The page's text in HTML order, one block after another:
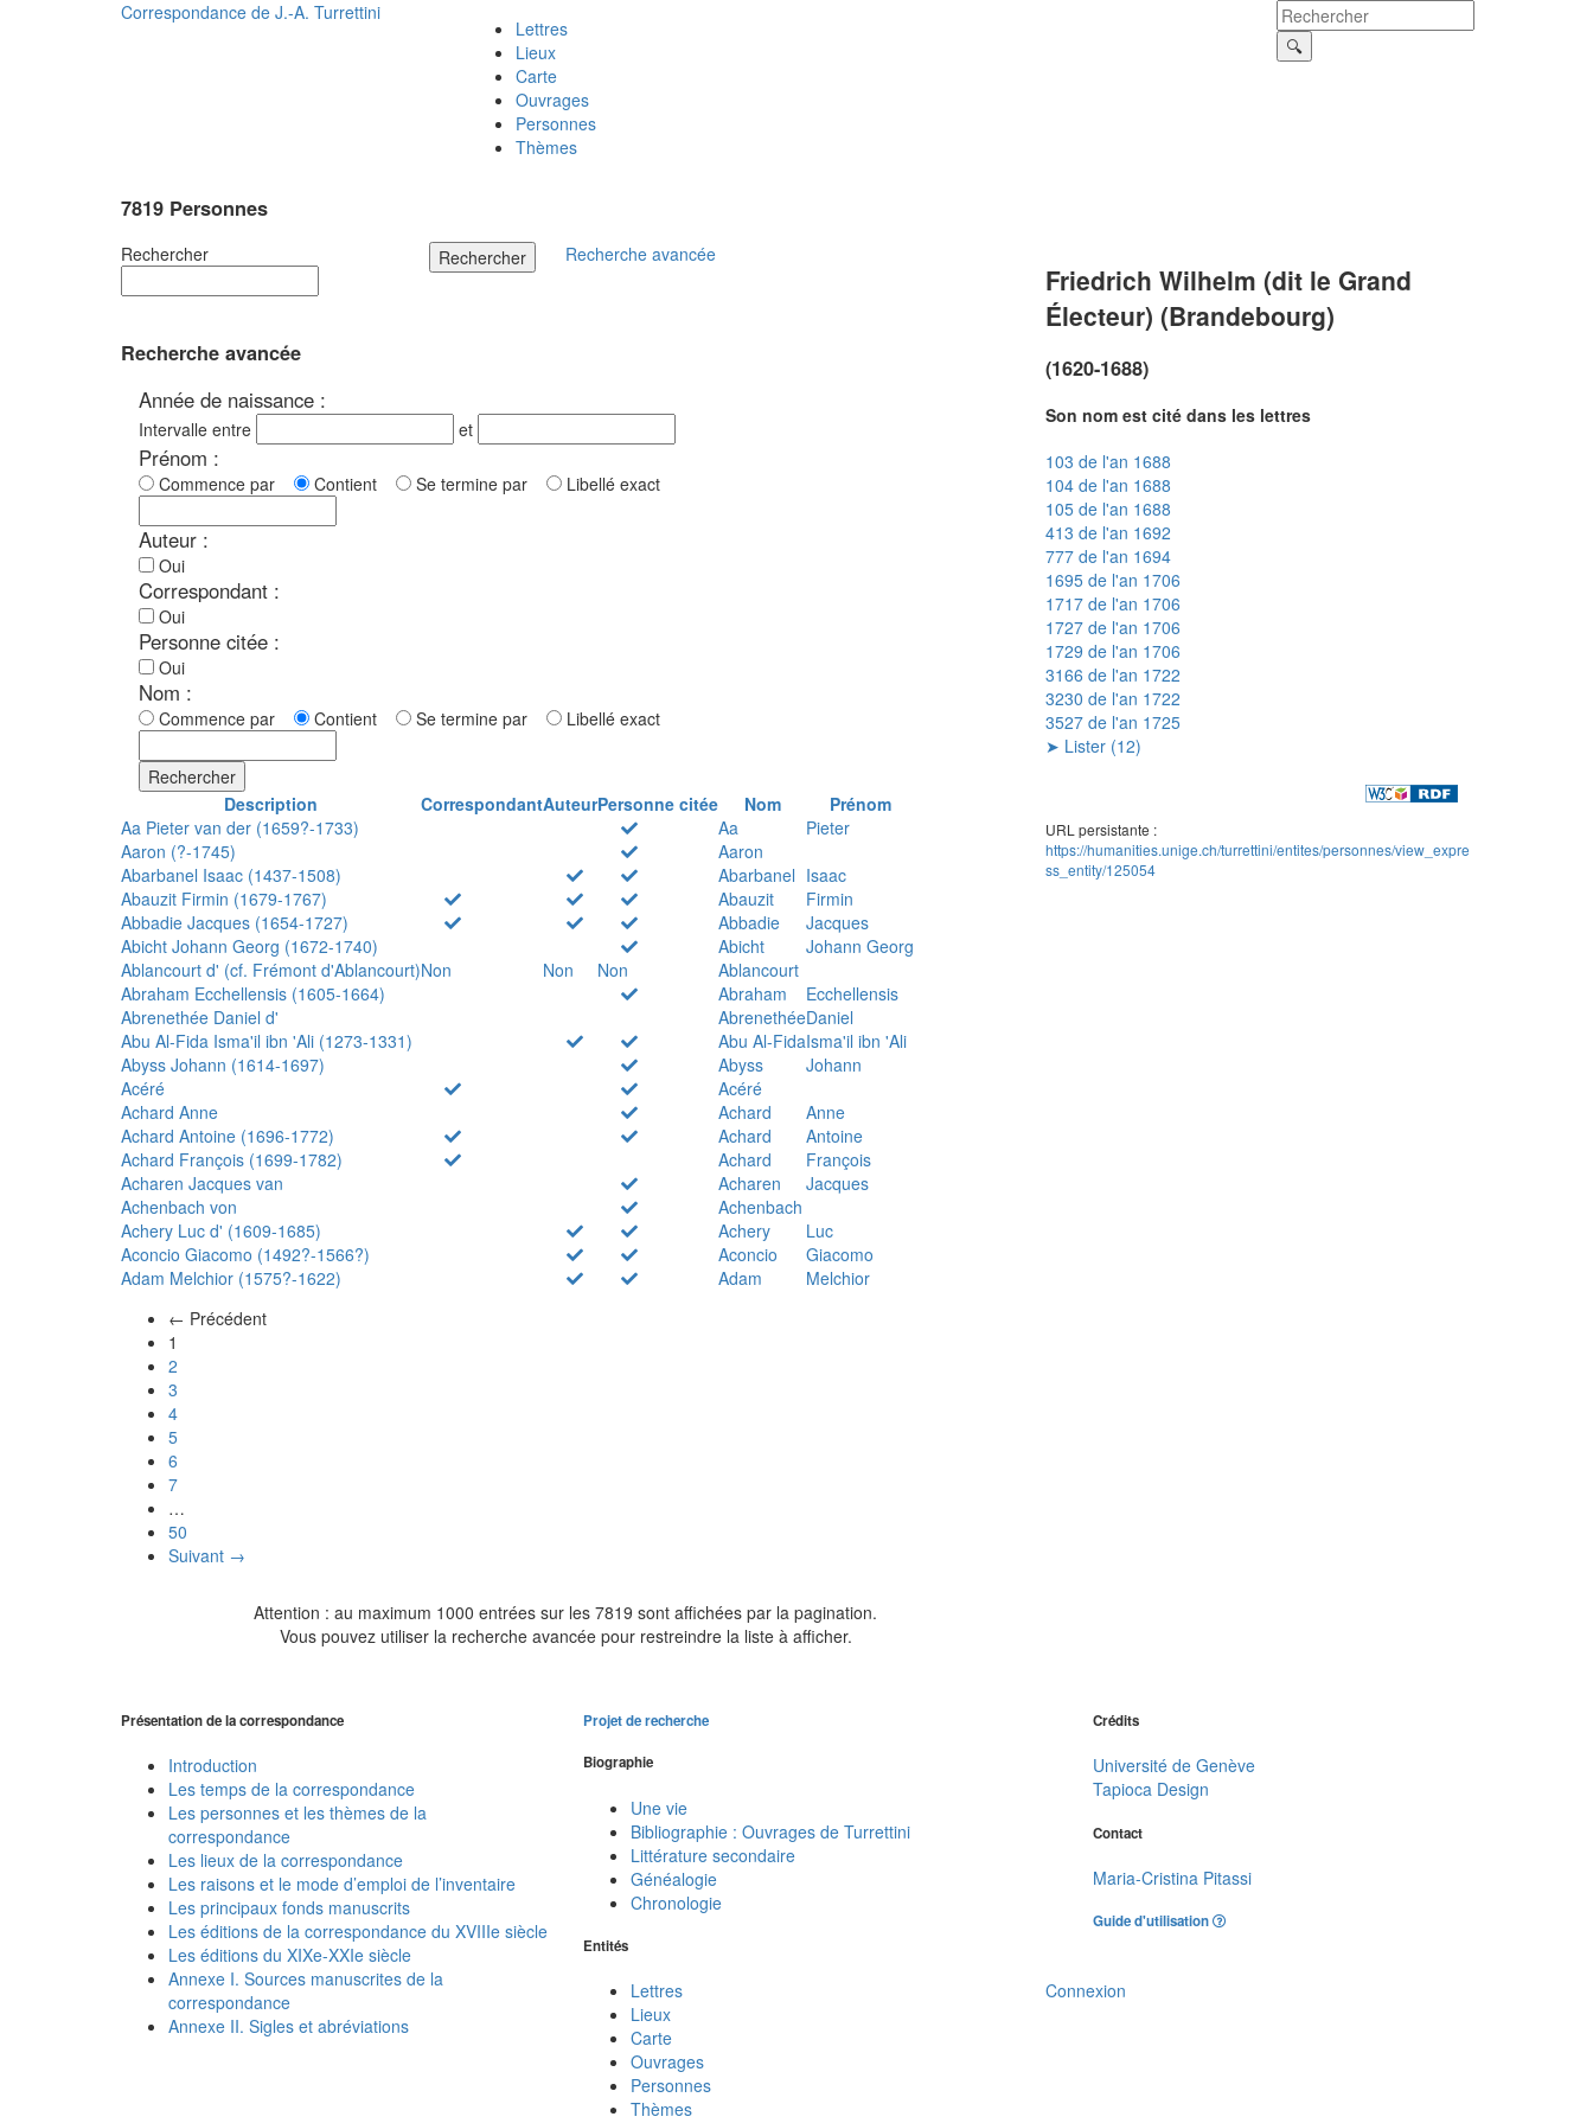
Correspondance de J.-A. Turrettini
Lettres
Lieux
Carte
Ouvrages
Personnes
Thèmes
7819 Personnes
Rechercher Rechercher Recherche avancée
Recherche avancée
Année de naissance :
Intervalle entre et
Prénom :
Commence par Contient Se termine par Libellé exact
Auteur :
Oui
Correspondant :
Oui
Personne citée :
Oui
Nom :
Commence par Contient Se termine par Libellé exact
Rechercher
Description
CorrespondantAuteurPersonne citée Nom
Prénom
Aa Pieter van der (1659?-1733)
Aa
Pieter
Aaron (?-1745)
Aaron
Abarbanel Isaac (1437-1508)
Abarbanel Isaac
Abauzit Firmin (1679-1767)
Abauzit
Firmin
Abbadie Jacques (1654-1727)
Abbadie
Jacques
Abicht Johann Georg (1672-1740)
Abicht
Johann Georg
Ablancourt d' (cf. Frémont d'Ablancourt)Non Non Non
Ablancourt
Abraham Ecchellensis (1605-1664)
Abraham
Ecchellensis
Abrenethée Daniel d'
AbrenethéeDaniel
Abu Al-Fida Isma'il ibn 'Ali (1273-1331)
Abu Al-FidaIsma'il ibn 'Ali
Abyss Johann (1614-1697)
Abyss
Johann
Acéré
Acéré
Achard Anne
Achard
Anne
Achard Antoine (1696-1772)
Achard
Antoine
Achard François (1699-1782)
Achard
François
Acharen Jacques van
Acharen
Jacques
Achenbach von
Achenbach
Achery Luc d' (1609-1685)
Achery
Luc
Aconcio Giacomo (1492?-1566?)
Aconcio
Giacomo
Adam Melchior (1575?-1622)
Adam
Melchior
← Précédent
1
2
3
4
5
6
7
…
50
Suivant →
Attention : au maximum 1000 entrées sur les 7819 sont affichées par la pagination.
Vous pouvez utiliser la recherche avancée pour restreindre la liste à afficher.
Friedrich Wilhelm (dit le Grand
Électeur) (Brandebourg)
(1620-1688)
Son nom est cité dans les lettres
103 de l'an 1688
104 de l'an 1688
105 de l'an 1688
413 de l'an 1692
777 de l'an 1694
1695 de l'an 1706
1717 de l'an 1706
1727 de l'an 1706
1729 de l'an 1706
3166 de l'an 1722
3230 de l'an 1722
3527 de l'an 1725
➤ Lister (12)
URL persistante :
https://humanities.unige.ch/turrettini/entites/personnes/view_expre
ss_entity/125054
Présentation de la correspondance
Introduction
Les temps de la correspondance
Les personnes et les thèmes de la
correspondance
Les lieux de la correspondance
Les raisons et le mode d’emploi de l’inventaire
Les principaux fonds manuscrits
Les éditions de la correspondance du XVIIIe siècle
Les éditions du XIXe-XXIe siècle
Annexe I. Sources manuscrites de la
correspondance
Annexe II. Sigles et abréviations
Projet de recherche
Biographie
Une vie
Bibliographie : Ouvrages de Turrettini
Littérature secondaire
Généalogie
Chronologie
Entités
Lettres
Lieux
Carte
Ouvrages
Personnes
Thèmes
Crédits
Université de Genève
Tapioca Design
Contact
Maria-Cristina Pitassi
Guide d'utilisation
Connexion